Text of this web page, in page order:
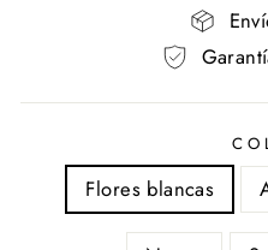
Flores blancas